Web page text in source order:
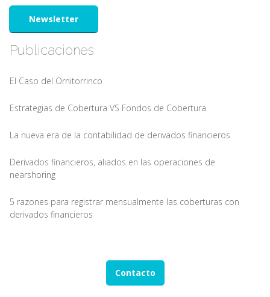
Newsletter
Publicaciones
El Caso del Ornitorrinco
Estrategias de Cobertura VS Fondos de Cobertura
La nueva era de la contabilidad de derivados financieros
Derivados financieros, aliados en las operaciones de
nearshoring
5 razones para registrar mensualmente las coberturas con
derivados financieros
Contacto